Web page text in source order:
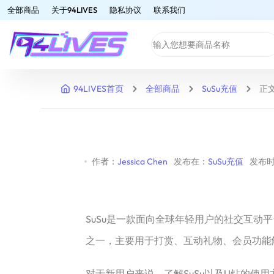
全部商品 关于94LIVES 隐私协议 联系我们
94LIVES首页 全部商品 SuSu充值 正
作者： Jessica Chen 发布在： SuSu充值 发布
SuSu是一款面向全球年轻用户的社交互动
之一，主要用于打赏、互动礼物、会员功